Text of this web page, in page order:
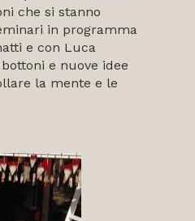
che si stanno
in programma
e con Luca
e nuove idee
la mente e le